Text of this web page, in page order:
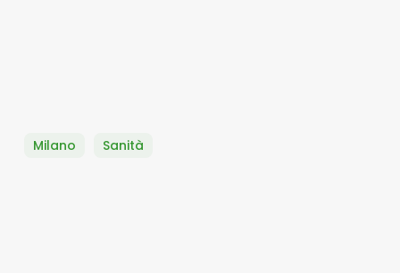
Milano Sanità